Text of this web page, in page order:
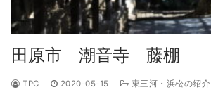
田原市 潮音寺 藤棚
TPC 2020-05-15 東三河・浜松の紹介